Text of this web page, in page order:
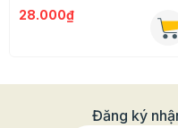
28.000₫
Đăng ký